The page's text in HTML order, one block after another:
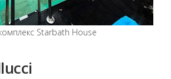
Starbath House